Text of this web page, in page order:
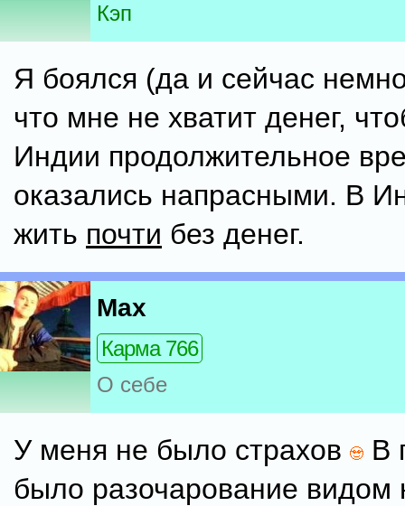
Кэп
Я боялся (да и сейчас
что мне не хватит денег,
Индии продолжительное
оказались напрасными. В
жить почти без денег.
Max
Карма 766
О себе
У меня не было страхов
В
было разочарование видом